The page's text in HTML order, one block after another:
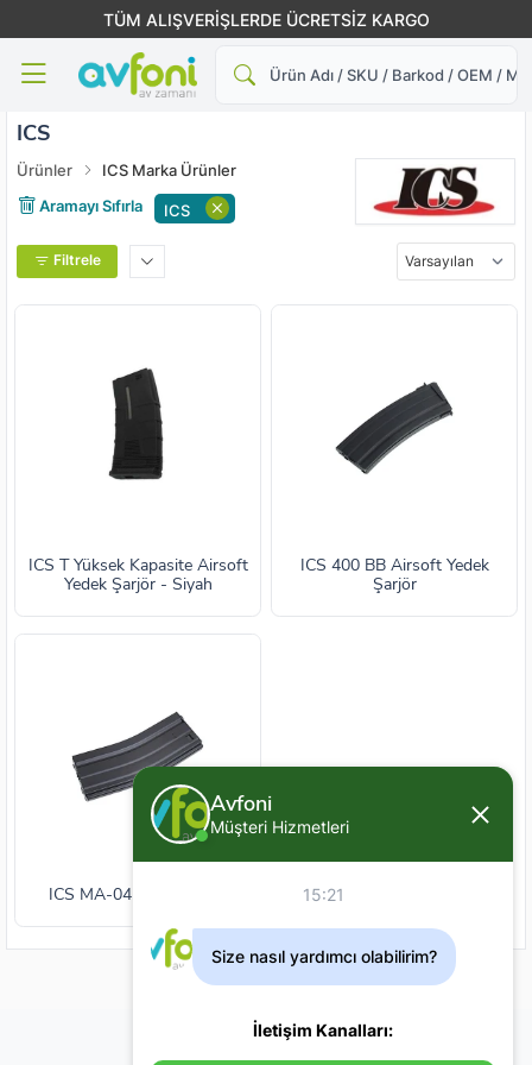
TÜM ALIŞVERİŞLERDE ÜCRETSİZ KARGO
Ara
ICS
Ürünler
ICS Marka Ürünler
Aramayı Sıfırla
ICS
Filtrele
ICS T Yüksek Kapasite Airsoft
Yedek Şarjör - Siyah
ICS 400 BB Airsoft Yedek
Şarjör
ICS MA-04 Yedek Şarjör
Avfoni
Müşteri Hizmetleri
15:21
Size nasıl yardımcı olabilirim?
İletişim Kanalları: